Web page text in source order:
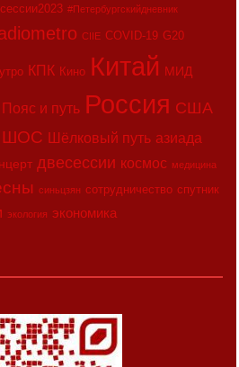
#Петербургскийдневник
CIIE COVID-19 G20
КПК Кино Китай МИД
Пояс и путь Россия США
ШОС Шёлковый путь азиада
двесессии космос медицина
синьцзян сотрудничество спутник
экология экономика